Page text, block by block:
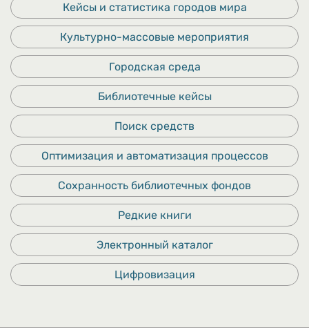
Кейсы и статистика городов мира
Культурно-массовые мероприятия
Городская среда
Библиотечные кейсы
Поиск средств
Оптимизация и автоматизация процессов
Сохранность библиотечных фондов
Редкие книги
Электронный каталог
Цифровизация